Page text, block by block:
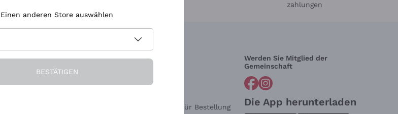
zahlungen
Brauchen Sie Hilfe?
Widerrufsformular für Bestellung
Werden Sie Mitglied der
Gemeinschaft
Die App herunterladen
Einen anderen Store auswählen
BESTÄTIGEN